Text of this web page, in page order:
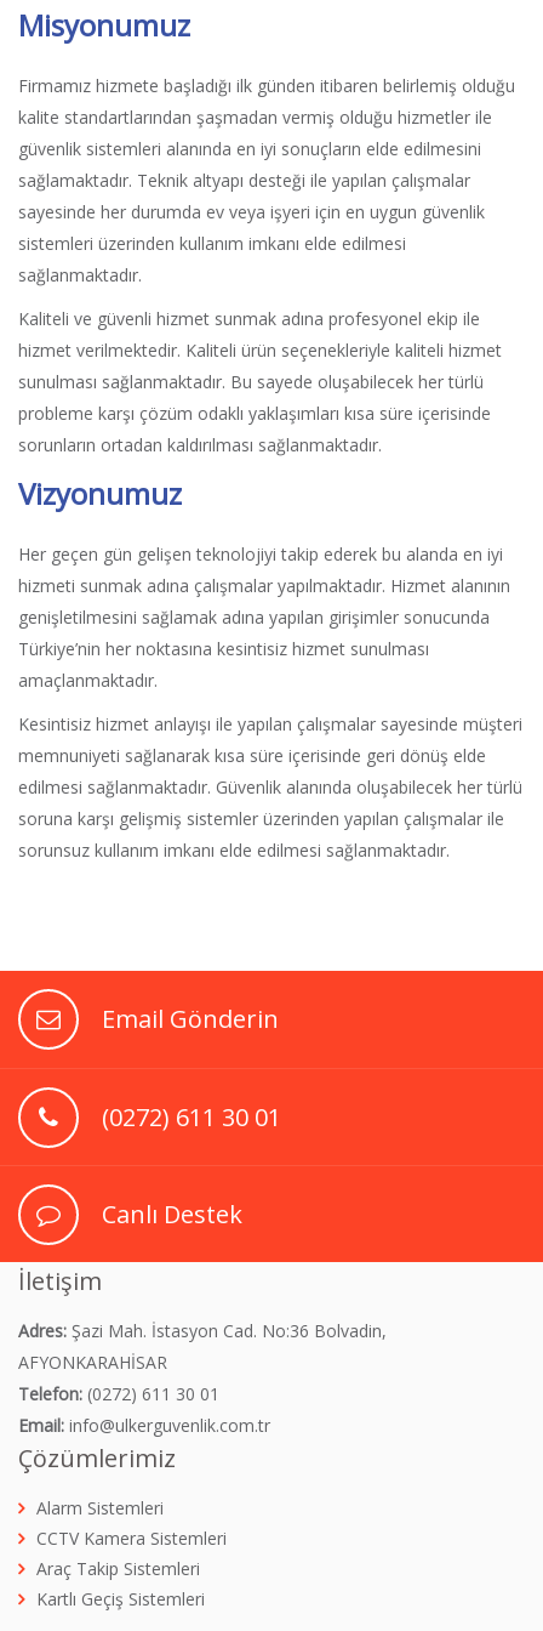
Misyonumuz
Firmamız hizmete başladığı ilk günden itibaren belirlemiş olduğu
kalite standartlarından şaşmadan vermiş olduğu hizmetler ile
güvenlik sistemleri alanında en iyi sonuçların elde edilmesini
sağlamaktadır. Teknik altyapı desteği ile yapılan çalışmalar
sayesinde her durumda ev veya işyeri için en uygun güvenlik
sistemleri üzerinden kullanım imkanı elde edilmesi
sağlanmaktadır.
Kaliteli ve güvenli hizmet sunmak adına profesyonel ekip ile
hizmet verilmektedir. Kaliteli ürün seçenekleriyle kaliteli hizmet
sunulması sağlanmaktadır. Bu sayede oluşabilecek her türlü
probleme karşı çözüm odaklı yaklaşımları kısa süre içerisinde
sorunların ortadan kaldırılması sağlanmaktadır.
Vizyonumuz
Her geçen gün gelişen teknolojiyi takip ederek bu alanda en iyi
hizmeti sunmak adına çalışmalar yapılmaktadır. Hizmet alanının
genişletilmesini sağlamak adına yapılan girişimler sonucunda
Türkiye’nin her noktasına kesintisiz hizmet sunulması
amaçlanmaktadır.
Kesintisiz hizmet anlayışı ile yapılan çalışmalar sayesinde müşteri
memnuniyeti sağlanarak kısa süre içerisinde geri dönüş elde
edilmesi sağlanmaktadır. Güvenlik alanında oluşabilecek her türlü
soruna karşı gelişmiş sistemler üzerinden yapılan çalışmalar ile
sorunsuz kullanım imkanı elde edilmesi sağlanmaktadır.
Email Gönderin
(0272) 611 30 01
Canlı Destek
İletişim
Adres: Şazi Mah. İstasyon Cad. No:36 Bolvadin,
AFYONKARAHİSAR
Telefon: (0272) 611 30 01
Email: info@ulkerguvenlik.com.tr
Çözümlerimiz
Alarm Sistemleri
CCTV Kamera Sistemleri
Araç Takip Sistemleri
Kartlı Geçiş Sistemleri